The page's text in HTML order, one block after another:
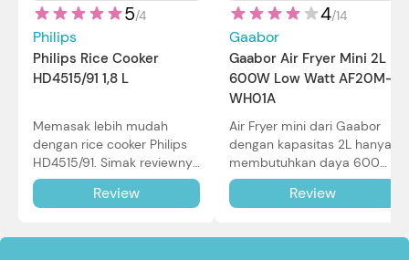
5/4
Philips
Philips Rice Cooker
HD4515/91 1,8 L
Memasak lebih mudah
dengan rice cooker Philips
HD4515/91. Simak reviewnya
di sini.
Review
4/14
Gaabor
Gaabor Air Fryer Mini 2L
600W Low Watt AF20M-
WH01A
Air Fryer mini dari Gaabor
dengan kapasitas 2L hanya
membutuhkan daya 600W
dalam pemakaian. Simak
review selengkapnya di sini.
Review